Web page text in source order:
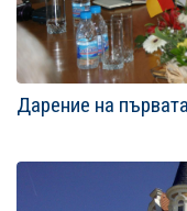
Дарение на